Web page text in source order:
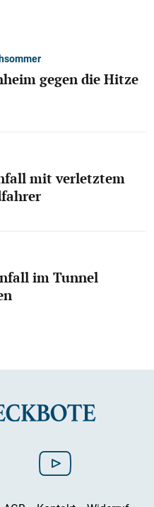
gegen die Hitze
mit verletztem
im Tunnel